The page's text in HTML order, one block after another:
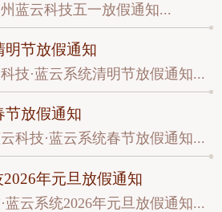
蓝云科技五一放假通知...
明节放假通知
技·蓝云系统清明节放假通知...
节放假通知
科技·蓝云系统春节放假通知...
年元旦放假通知
蓝云系统2026年元旦放假通知...